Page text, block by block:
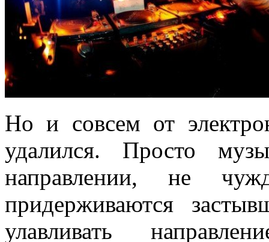
Но и совсем от
удалился. Просто
направлении, не
придерживаются
улавливать